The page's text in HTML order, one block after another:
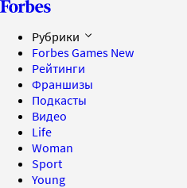
Рубрики
Forbes Games New
Рейтинги
Франшизы
Подкасты
Видео
Life
Woman
Sport
Young